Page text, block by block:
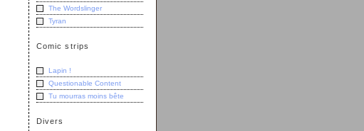
The Wordslinger
Tyran
Comic strips
Lapin !
Questionable Content
Tu mourras moins bête
Divers